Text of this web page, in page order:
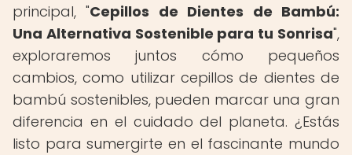
principal, "Cepillos de Dientes de Bambú:
Una Alternativa Sostenible para tu Sonrisa",
exploraremos juntos cómo pequeños
cambios, como utilizar cepillos de dientes de
bambú sostenibles, pueden marcar una gran
diferencia en el cuidado del planeta. ¿Estás
listo para sumergirte en el fascinante mundo